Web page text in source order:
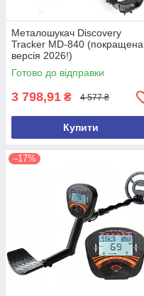
Металошукач Discovery
Tracker MD-840 (покращена
версія 2026!)
Готово до відправки
3 798,91 ₴ 4 577 ₴
Купити
–17%